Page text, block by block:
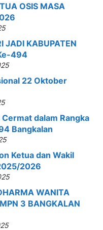
OSIS MASA
JADI KABUPATEN
494
22 Oktober
dalam Rangka
Bangkalan
Ketua dan Wakil
2026
WANITA
3 BANGKALAN